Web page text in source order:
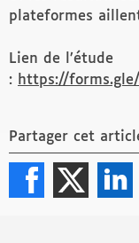
plateformes
Lien de l’étude
: https://
Partager cet